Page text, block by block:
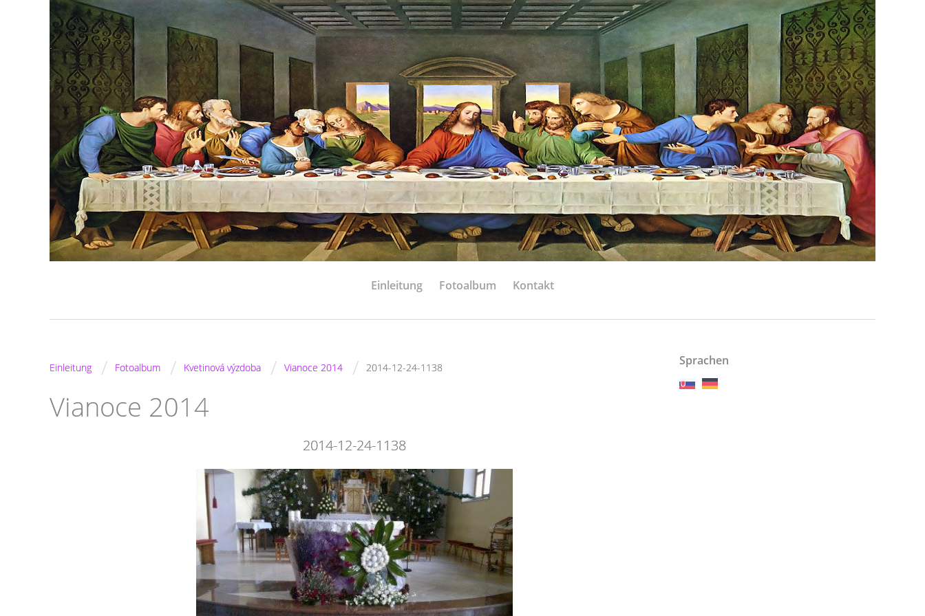
Einleitung Fotoalbum Kontakt
Einleitung / Fotoalbum / Kvetinová výzdoba / Vianoce 2014 / 2014-12-24-1138
Vianoce 2014
2014-12-24-1138
Sprachen